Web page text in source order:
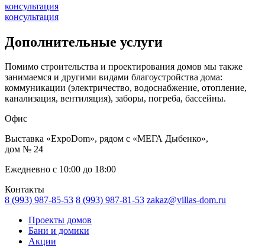
консультация
консультация
Дополнительные услуги
Помимо строительства и проектирования домов мы также
занимаемся и другими видами благоустройства дома:
коммуникации (электричество, водоснабжение, отопление,
канализация, вентиляция), заборы, погреба, бассейны.
Офис
Выставка «ExpoDom», рядом с «МЕГА Дыбенко»,
дом № 24
Ежедневно с 10:00 до 18:00
Контакты
8 (993) 987-85-53 8 (993) 987-81-53 zakaz@villas-dom.ru
Проекты домов
Бани и домики
Акции